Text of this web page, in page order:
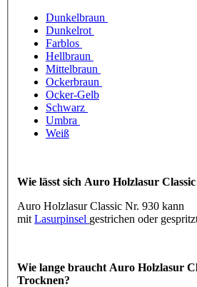
Dunkelbraun
Dunkelrot
Farblos
Hellbraun
Mittelbraun
Ockerbraun
Ocker-Gelb
Schwarz
Umbra
Weiß
Wie lässt sich Auro Holzlasur
Auro Holzlasur Classic Nr. 930 kann
mit Lasurpinsel gestrichen oder
Wie lange braucht Auro Holzlasur
Trocknen?